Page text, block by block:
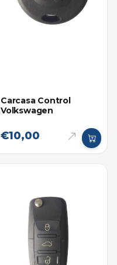
Carcasa Control
Volkswagen
€10,00